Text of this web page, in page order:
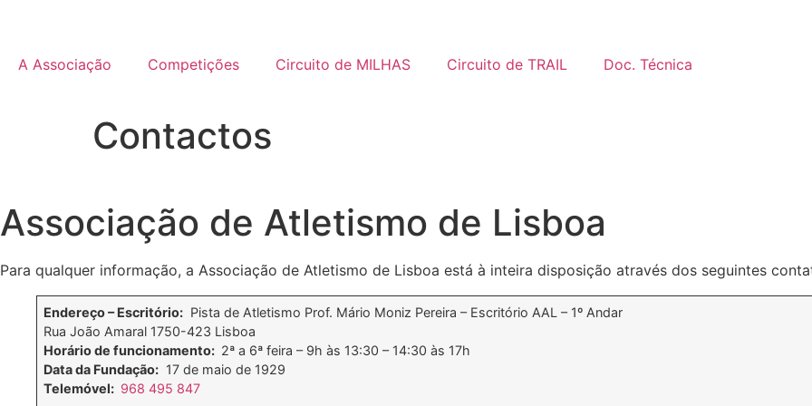
A Associação Competições Circuito de MILHAS Circuito de TRAIL Doc. Técnica
Contactos
Associação de Atletismo de Lisboa
Para qualquer informação, a Associação de Atletismo de Lisboa está à inteira disposição através dos seguintes
Endereço – Escritório: Pista de Atletismo Prof. Mário Moniz Pereira – Escritório AAL – 1º Andar
Rua João Amaral 1750-423 Lisboa
Horário de funcionamento: 2ª a 6ª feira – 9h às 13:30 – 14:30 às 17h
Data da Fundação: 17 de maio de 1929
Telemóvel: 968 495 847